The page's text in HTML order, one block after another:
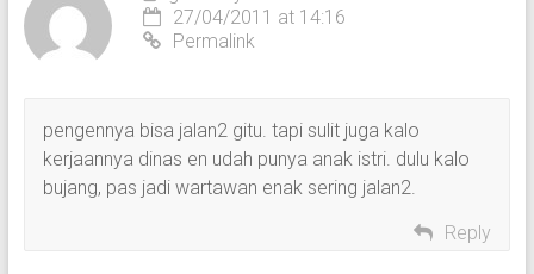
27/04/2011 at 14:16
Permalink
pengennya bisa jalan2 gitu. tapi sulit juga kalo
kerjaannya dinas en udah punya anak istri. dulu kalo
bujang, pas jadi wartawan enak sering jalan2.
Reply